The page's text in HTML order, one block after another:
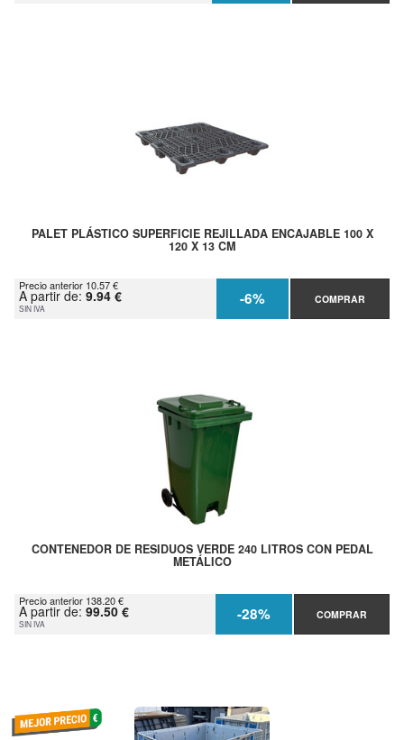
PALET PLÁSTICO SUPERFICIE REJILLADA ENCAJABLE 100 X
120 X 13 CM
Precio anterior 10.57 €
A partir de: 9.94 €
SIN IVA -6% COMPRAR
CONTENEDOR DE RESIDUOS VERDE 240 LITROS CON PEDAL
METÁLICO
Precio anterior 138.20 €
A partir de: 99.50 €
SIN IVA -28% COMPRAR